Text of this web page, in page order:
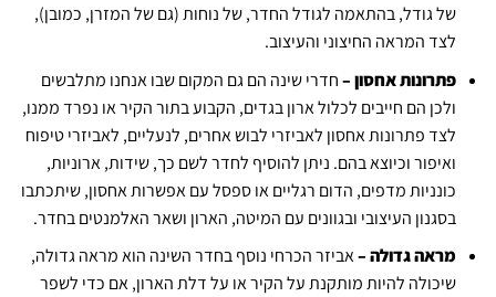
של גודל, בהתאמה לגודל החדר, של נוחות (גם של המזרן, כמובן),
לצד המראה החיצוני והעיצוב.
פתרונות אחסון –חדרי שינה הם גם המקום שבו אנחנו מתלבשים
ולכן הם חייבים לכלול ארון בגדים, הקבוע בתור הקיר או נפרד ממנו,
לצד פתרונות אחסון לאביזרי לבוש אחרים, לנעליים, לאביזרי טיפוח
ואיפור וכיוצא בהם. ניתן להוסיף לחדר לשם כך, שידות, ארוניות,
כונניות מדפים, הדום רגליים או ספסל עם אפשרות אחסון, שיתכתבו
בסגנון העיצובי ובגוונים עם המיטה, הארון ושאר האלמנטים בחדר.
מראה גדולה –אביזר הכרחי נוסף בחדר השינה הוא מראה גדולה,
שיכולה להיות מותקנת על הקיר או על דלת הארון, אם כדי לשפר